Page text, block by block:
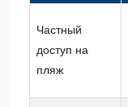
Частный
доступ на
пляж